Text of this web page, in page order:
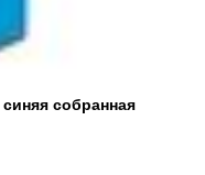
собранная